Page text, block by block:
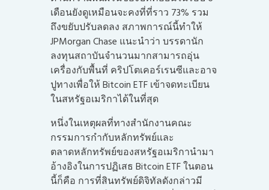
เดือนยังดูเหมือนจะคงที่ที่ราว 73% รวม
ถึงขยับปรับลดลง สภาพการณ์นี้ทำให้
JPMorgan Chase แนะนำว่า บรรดานัก
ลงทุนสถาบันจำนวนมากสามารถอุ่น
เครื่องกับพื้นที่ คริปโตเคอร์เรนซีและอาจ
ปูทางเพื่อให้ Bitcoin ETF เข้าจดทะเบียน
ในสหรัฐอเมริกาได้ในที่สุด
หนึ่งในเหตุผลที่ทางสำนักงานคณะ
กรรมการกำกับหลักทรัพย์และ
ตลาดหลักทรัพย์ของสหรัฐอเมริกานำมา
อ้างอิงในการปฏิเสธ Bitcoin ETF ในตอน
นี้ก็คือ การที่สินทรัพย์ดิจิทัลดังกล่าวมี